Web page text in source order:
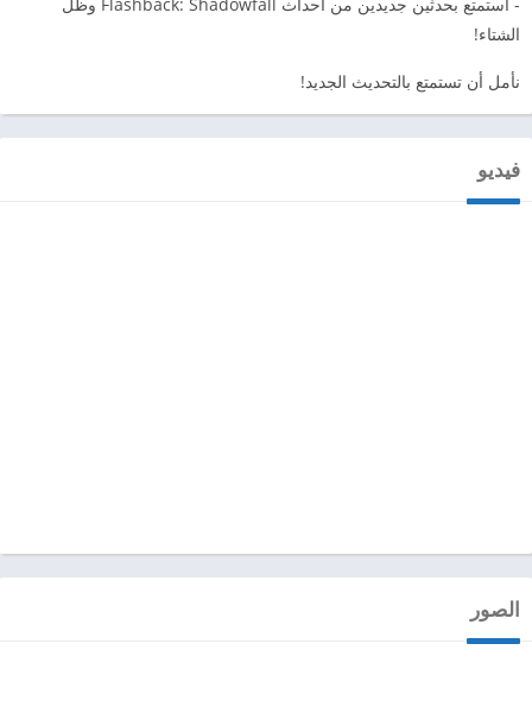
الشتاء!
نأمل أن تستمتع بالتحديث الجديد!
فيديو
الصور